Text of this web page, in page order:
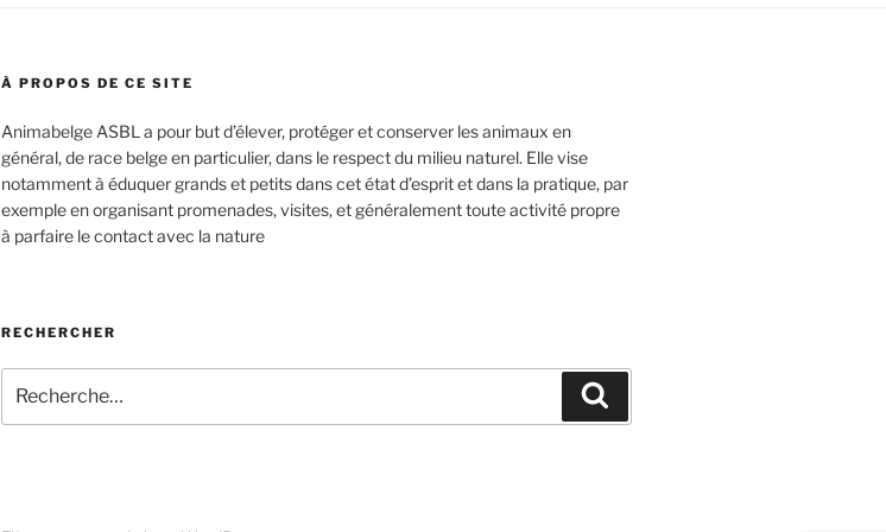
À PROPOS DE CE SITE
Animabelge ASBL a pour but d’élever, protéger et conserver les animaux en
général, de race belge en particulier, dans le respect du milieu naturel. Elle vise
notamment à éduquer grands et petits dans cet état d’esprit et dans la pratique, par
exemple en organisant promenades, visites, et généralement toute activité propre
à parfaire le contact avec la nature
RECHERCHER
pour
: